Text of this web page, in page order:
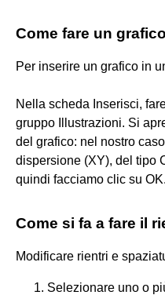
Come fare un
Per inserire un grafico in
Nella scheda Inserisci,
gruppo Illustrazioni. Si
del grafico: nel nostro
dispersione (XY), del tipo
quindi facciamo clic su OK.
Come si fa a fare il
Modificare rientri e
Selezionare uno o